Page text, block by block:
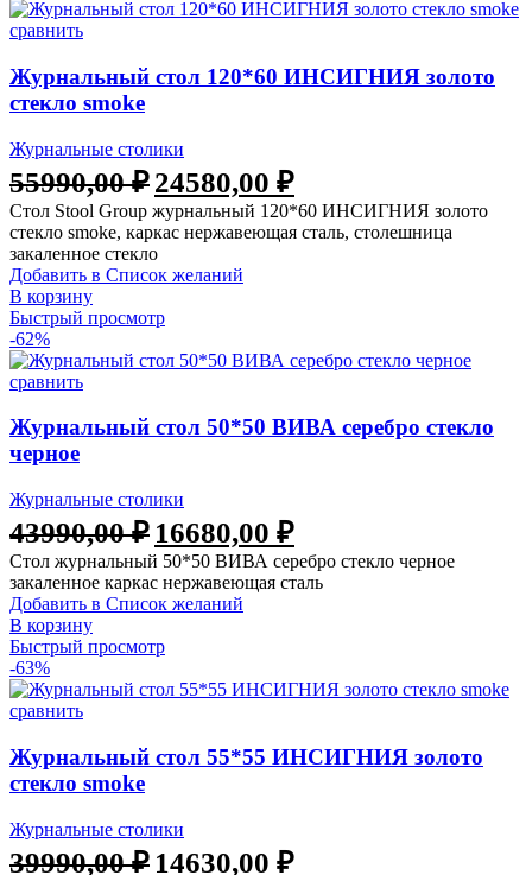
сравнить
Журнальный стол 120*60 ИНСИГНИЯ золото
стекло smoke
Журнальные столики
55990,00₽24580,00 ₽
Стол Stool Group журнальный 120*60 ИНСИГНИЯ золото
стекло smoke, каркас нержавеющая сталь, столешница
закаленное стекло
Добавить в Список желаний
В корзину
Быстрый просмотр
-62%
сравнить
Журнальный стол 50*50 ВИВА серебро стекло
черное
Журнальные столики
43990,00₽ 16680,00 ₽
Стол журнальный 50*50 ВИВА серебро стекло черное
закаленное каркас нержавеющая сталь
Добавить в Список желаний
В корзину
Быстрый просмотр
-63%
сравнить
Журнальный стол 55*55 ИНСИГНИЯ золото
стекло smoke
Журнальные столики
39990,00₽ 14630,00 ₽